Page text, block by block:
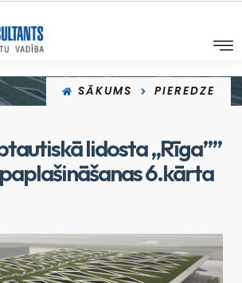
SĀKUMS PIEREDZE
lidosta „Rīga””
6.kārta